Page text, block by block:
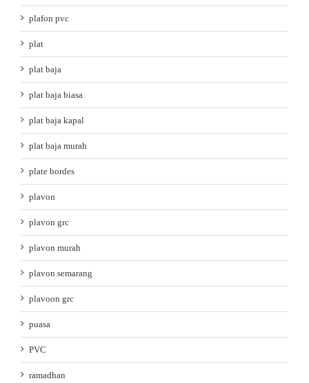
plafon pvc
plat
plat baja
plat baja biasa
plat baja kapal
plat baja murah
plate bordes
plavon
plavon grc
plavon murah
plavon semarang
plavoon grc
puasa
PVC
ramadhan